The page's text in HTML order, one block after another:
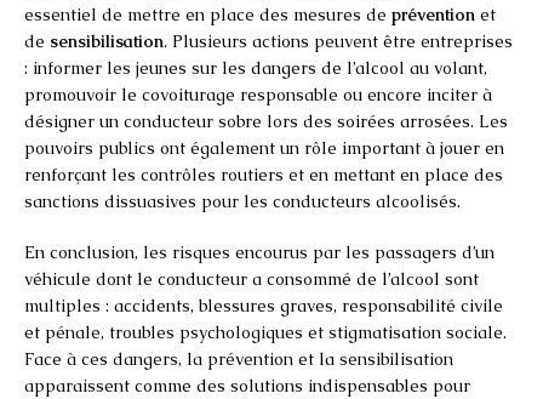
essentiel de mettre en place des mesures de prévention et
de sensibilisation. Plusieurs actions peuvent être entreprises
: informer les jeunes sur les dangers de l’alcool au volant,
promouvoir le covoiturage responsable ou encore inciter à
désigner un conducteur sobre lors des soirées arrosées. Les
pouvoirs publics ont également un rôle important à jouer en
renforçant les contrôles routiers et en mettant en place des
sanctions dissuasives pour les conducteurs alcoolisés.
En conclusion, les risques encourus par les passagers d’un
véhicule dont le conducteur a consommé de l’alcool sont
multiples : accidents, blessures graves, responsabilité civile
et pénale, troubles psychologiques et stigmatisation sociale.
Face à ces dangers, la prévention et la sensibilisation
apparaissent comme des solutions indispensables pour